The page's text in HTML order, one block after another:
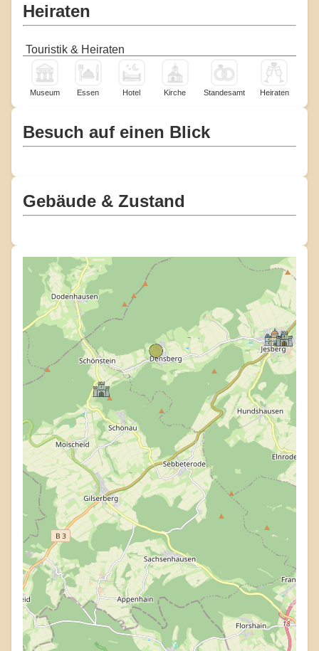
Heiraten
Touristik & Heiraten
Museum Essen Hotel Kirche Standesamt Heiraten
Besuch auf einen Blick
Gebäude & Zustand